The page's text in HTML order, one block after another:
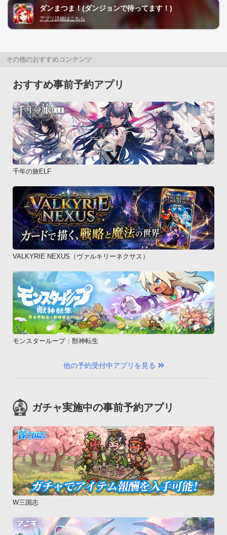
ダンまつま！(ダンジョンで待ってます！)
アプリ詳細はこちら
その他のおすすめコンテンツ
おすすめ事前予約アプリ
千年の旅ELF
VALKYRIE NEXUS（ヴァルキリーネクサス）
モンスターループ：獣神転生
他の予約受付中アプリを見る
ガチャ実施中の事前予約アプリ
W三国志